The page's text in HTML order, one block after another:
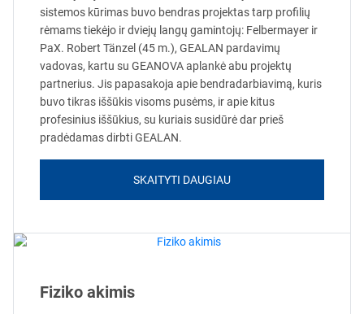
sistemos kūrimas buvo bendras projektas tarp profilių
rėmams tiekėjo ir dviejų langų gamintojų: Felbermayer ir
PaX. Robert Tänzel (45 m.), GEALAN pardavimų
vadovas, kartu su GEANOVA aplankė abu projektų
partnerius. Jis papasakoja apie bendradarbiavimą, kuris
buvo tikras iššūkis visoms pusėms, ir apie kitus
profesinius iššūkius, su kuriais susidūrė dar prieš
pradėdamas dirbti GEALAN.
SKAITYTI DAUGIAU
Fiziko akimis